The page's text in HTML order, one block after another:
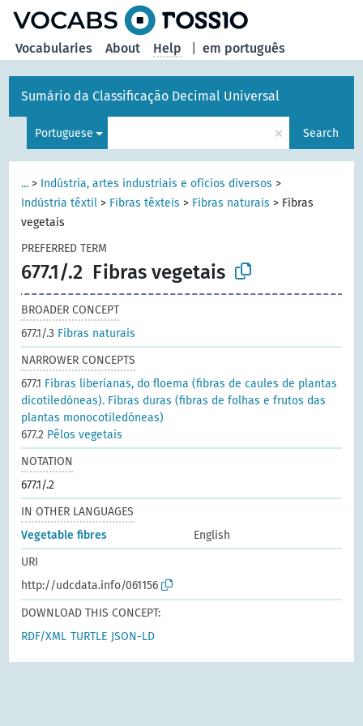
em português
Vocabularies About Help
Sumário da Classificação Decimal Universal
Portuguese × Search
... > Indústria, artes industriais e ofícios diversos >
Indústria têxtil > Fibras têxteis > Fibras naturais > Fibras
vegetais
PREFERRED TERM
677.1/.2 Fibras vegetais
BROADER CONCEPT
677.1/.3 Fibras naturais
NARROWER CONCEPTS
677.1 Fibras liberianas, do floema (fibras de caules de plantas
dicotiledóneas). Fibras duras (fibras de folhas e frutos das
plantas monocotiledóneas)
677.2 Pêlos vegetais
NOTATION
677.1/.2
IN OTHER LANGUAGES
Vegetable fibres
English
URI
http://udcdata.info/061156
DOWNLOAD THIS CONCEPT:
RDF/XML TURTLE JSON-LD